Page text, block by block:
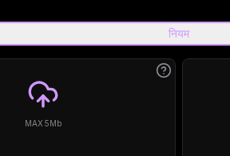
नियम
MAX 5Mb